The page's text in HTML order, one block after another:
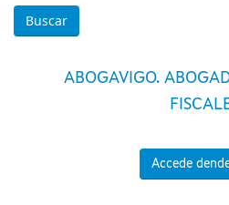
ABOGAVIGO.
Accede